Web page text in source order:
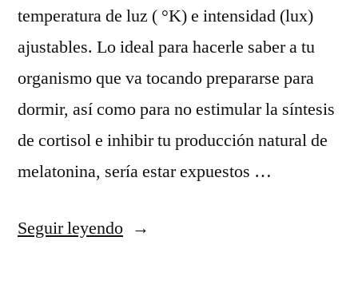
temperatura de luz ( °K) e intensidad (lux)
ajustables. Lo ideal para hacerle saber a tu
organismo que va tocando prepararse para
dormir, así como para no estimular la síntesis
de cortisol e inhibir tu producción natural de
melatonina, sería estar expuestos …
Seguir leyendo«Bombillas